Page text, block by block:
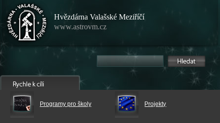
Hvězdárna Valašské Meziříčí
www.astrovm.cz
Programy pro školy Projekty